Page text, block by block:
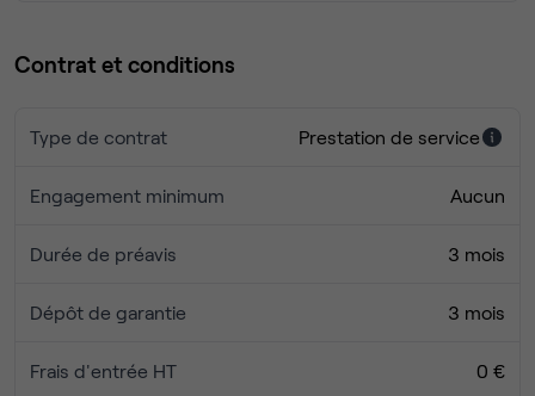
Contrat et conditions
Type de contrat Prestation de service
Engagement minimum Aucun
Durée de préavis 3 mois
Dépôt de garantie 3 mois
Frais d'entrée HT 0 €